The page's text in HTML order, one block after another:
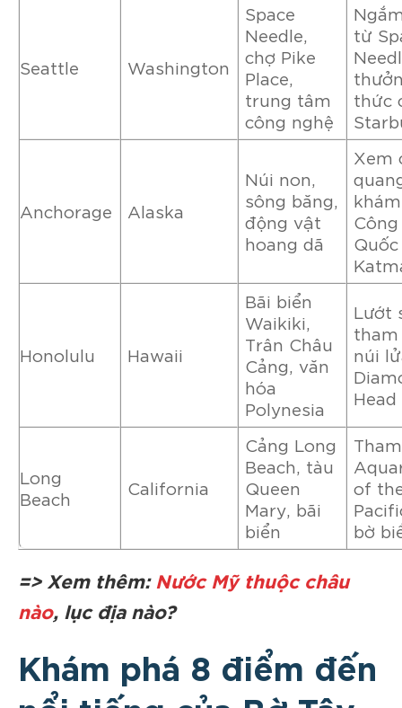
Seattle Washington
Space
Needle,
chợ Pike
Place,
trung tâm
công nghệ
từ
thức
Anchorage Alaska
Núi non,
sông băng,
động vật
hoang dã
Xem
Honolulu Hawaii
Bãi biển
Waikiki,
Trân Châu
Cảng, văn
hóa
Polynesia
Lướt
núi
Head
Long
Beach
California
Cảng Long
Beach, tàu
Queen
Mary, bãi
biển
of
bờ
=> Xem thêm: Nước Mỹ thuộc châu
nào, lục địa nào?
Khám phá 8 điểm đến